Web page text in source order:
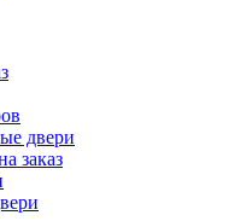
двери
заказ